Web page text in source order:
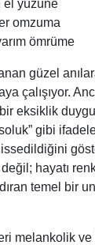
el yüzüne
omzuma
ömrüme
güzel
çalışıyor.
eksiklik
gibi
hayatı
temel bir
melankolik